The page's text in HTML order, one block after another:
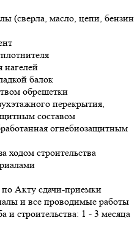
(сверла, масло, цепи, бензин
нагелей
балок
обрешетки
перекрытия,
составом
огнебиозащитным
ходом строительства
по Акту сдачи-приемки
и все проводимые работы
и строительства: 1 - 3 месяца